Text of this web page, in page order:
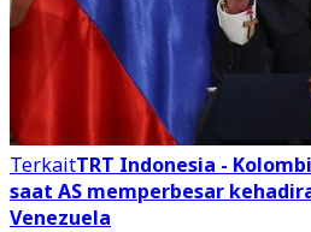
TerkaitTRT Indonesia -
saat AS memperbesar
Venezuela